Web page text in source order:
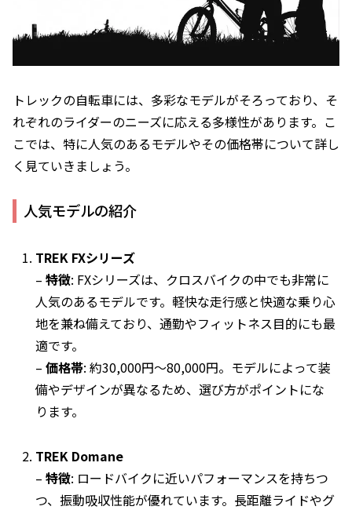
トレックの自転車には、多彩なモデルがそろっており、そ
れぞれのライダーのニーズに応える多様性があります。こ
こでは、特に人気のあるモデルやその価格帯について詳し
く見ていきましょう。
人気モデルの紹介
TREK FXシリーズ
–特徴: FXシリーズは、クロスバイクの中でも非常に
人気のあるモデルです。軽快な走行感と快適な乗り心
地を兼ね備えており、通勤やフィットネス目的にも最
適です。
–価格帯: 約30,000円〜80,000円。モデルによって装
備やデザインが異なるため、選び方がポイントにな
ります。
TREK Domane
–特徴: ロードバイクに近いパフォーマンスを持ちつ
つ、振動吸収性能が優れています。長距離ライドやグ